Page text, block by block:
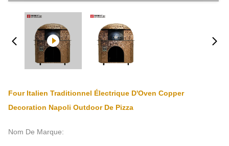
Four Italien Traditionnel Électrique D'Oven Copper
Decoration Napoli Outdoor De Pizza
Nom De Marque: